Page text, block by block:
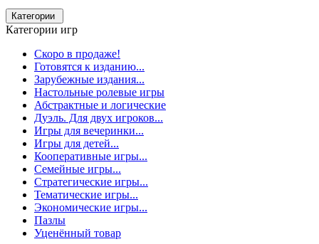
Категории
Категории игр
Скоро в продаже!
Готовятся к изданию...
Зарубежные издания...
Настольные ролевые игры
Абстрактные и логические
Дуэль. Для двух игроков...
Игры для вечеринки...
Игры для детей...
Кооперативные игры...
Семейные игры...
Стратегические игры...
Тематические игры...
Экономические игры...
Пазлы
Уценённый товар